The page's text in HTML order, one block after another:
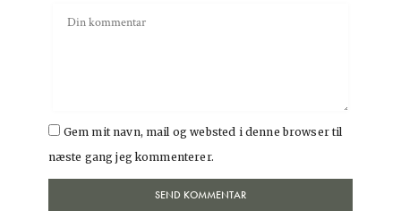
Gem mit navn, mail og websted i denne browser til
næste gang jeg kommenterer.